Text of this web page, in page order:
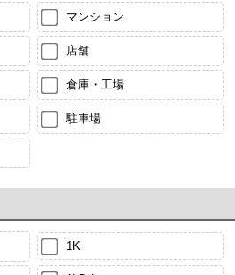
マンション
店舗
倉庫・工場
駐車場
1K